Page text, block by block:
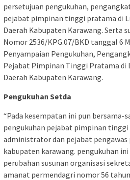
persetujuan pengukuhan,
pejabat pimpinan tinggi pratama di
Daerah Kabupaten Karawang. Serta
Nomor 2536/KPG.07/BKD tanggal 6
Penyampaian Pengukuhan,
Pejabat Pimpinan Tinggi Pratama di
Daerah Kabupaten Karawang.
Pengukuhan Setda
“Pada kesempatan ini pun bersama-
pengukuhan pejabat pimpinan
administrator dan pejabat pengawas
kabupaten karawang. pengukuhan
perubahan susunan organisasi
amanat permendagri nomor 56